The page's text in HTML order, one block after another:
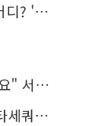
천 코스
의 정체
15코스